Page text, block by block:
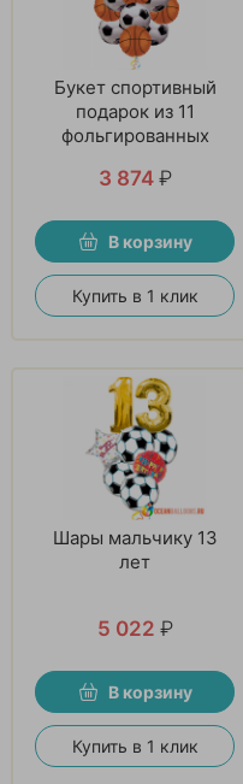
Букет спортивный
подарок из 11
фольгированных
3 874 ₽
В корзину
Купить в 1 клик
Шары мальчику 13
лет
5 022 ₽
В корзину
Купить в 1 клик